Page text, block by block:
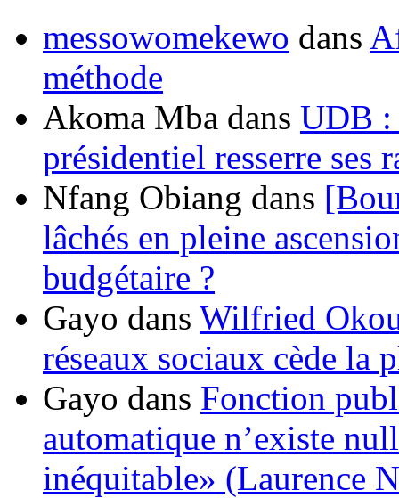
messowomekewo dans
méthode
Akoma Mba dans UDB :
présidentiel resserre ses
Nfang Obiang dans
lâchés en pleine
budgétaire ?
Gayo dans Wilfried
réseaux sociaux cède la
Gayo dans Fonction
automatique n’existe
inéquitable» (Laurence